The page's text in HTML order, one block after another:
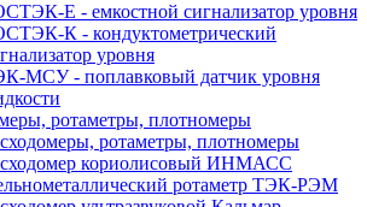
Е - емкостной сигнализатор уровня
К - кондуктометрический
уровня
МСУ - поплавковый датчик уровня
ротаметры, плотномеры
ротаметры, плотномеры
кориолисовый ИНМАСС
ротаметр ТЭК-РЭМ